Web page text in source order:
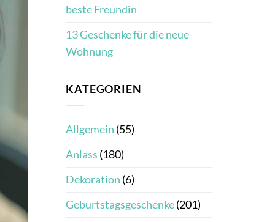
beste Freundin
13 Geschenke für die neue
Wohnung
KATEGORIEN
Allgemein (55)
Anlass (180)
Dekoration (6)
Geburtstagsgeschenke(201)